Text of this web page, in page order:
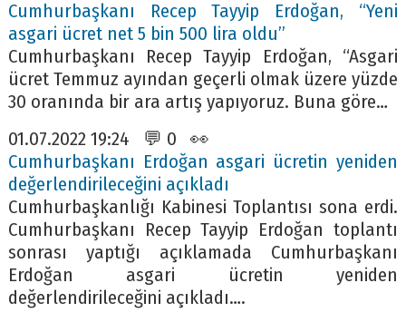
Cumhurbaşkanı Recep Tayyip Erdoğan, “Yeni
asgari ücret net 5 bin 500 lira oldu”
Cumhurbaşkanı Recep Tayyip Erdoğan, “Asgari
ücret Temmuz ayından geçerli olmak üzere yüzde
30 oranında bir ara artış yapıyoruz. Buna göre…
01.07.2022 19:24 💬 0 👀
Cumhurbaşkanı Erdoğan asgari ücretin yeniden
değerlendirileceğini açıkladı
Cumhurbaşkanlığı Kabinesi Toplantısı sona erdi.
Cumhurbaşkanı Recep Tayyip Erdoğan toplantı
sonrası yaptığı açıklamada Cumhurbaşkanı
Erdoğan asgari ücretin yeniden
değerlendirileceğini açıkladı….